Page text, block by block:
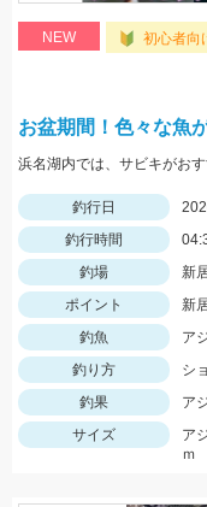
NEW 初心者向
お盆期間！色々な魚
釣行日
釣行時間
釣場
新
ポイント
新
釣魚
ア
釣り方
シ
釣果
ア
サイズ
ア
ｍ